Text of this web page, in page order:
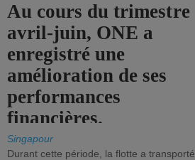
Au cours du trimestre
avril-juin, ONE a
enregistré une
amélioration de ses
performances
financières.
Singapour
Durant cette période, la flotte a transporté